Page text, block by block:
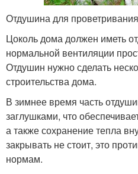
Отдушина для
Цоколь дома должен иметь
нормальной вентиляции
Отдушин нужно сделать
строительства дома.
В зимнее время часть
заглушками, что
а также сохранение тепла
закрывать не стоит, это
нормам.